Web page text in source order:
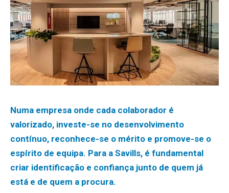
Numa empresa onde cada colaborador é
valorizado, investe-se no desenvolvimento
contínuo, reconhece-se o mérito e promove-se o
espírito de equipa. Para a Savills, é fundamental
criar identificação e confiança junto de quem já
está e de quem a procura.